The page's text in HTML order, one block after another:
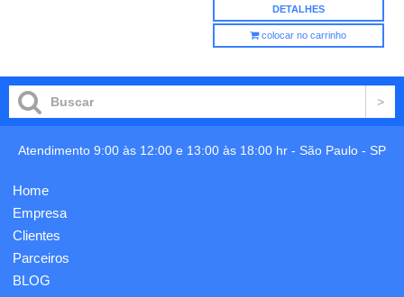
DETALHES
colocar no carrinho
Atendimento 9:00 às 12:00 e 13:00 às 18:00 hr - São Paulo - SP
Home
Empresa
Clientes
Parceiros
BLOG